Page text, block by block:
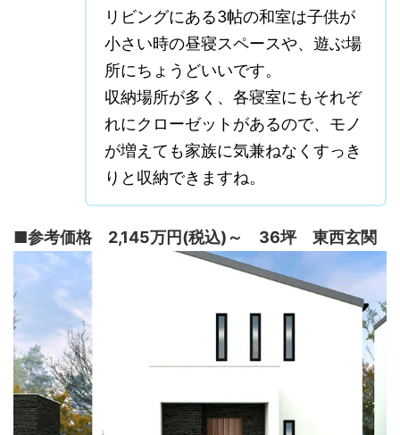
リビングにある3帖の和室は子供が
小さい時の昼寝スペースや、遊ぶ場
所にちょうどいいです。
収納場所が多く、各寝室にもそれぞ
れにクローゼットがあるので、モノ
が増えても家族に気兼ねなくすっき
りと収納できますね。
■参考価格 2,145万円(税込)～ 36坪 東西玄関